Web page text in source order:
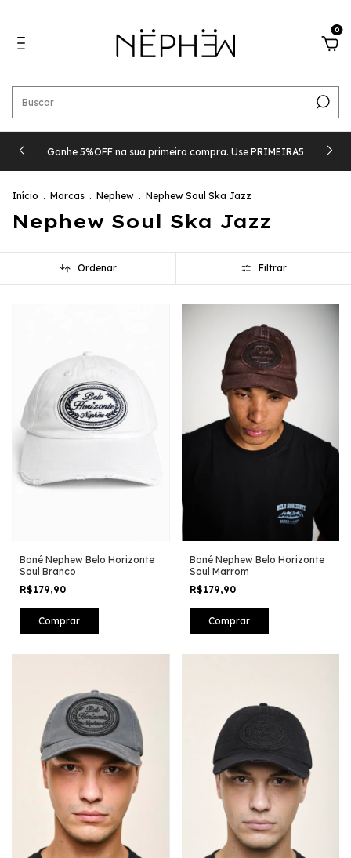
0
Ganhe 5%OFF na sua primeira compra. Use PRIMEIRA5
Início . Marcas . Nephew . Nephew Soul Ska Jazz
Nephew Soul Ska Jazz
Ordenar Filtrar
Boné Nephew Belo Horizonte
Soul Branco
R$179,90
Comprar
Boné Nephew Belo Horizonte
Soul Marrom
R$179,90
Comprar